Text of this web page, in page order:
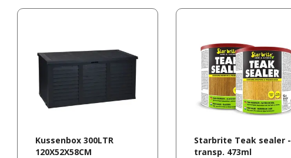
Kussenbox 300LTR
120X52X58CM
Starbrite Teak sealer -
transp. 473ml